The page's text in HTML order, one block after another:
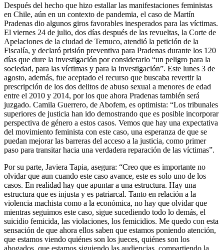
Después del hecho que hizo estallar las manifestaciones feministas
en Chile, aún en un contexto de pandemia, el caso de Martín
Pradenas dio algunos giros favorables inesperados para las víctimas.
El viernes 24 de julio, dos días después de las revueltas, la Corte de
Apelaciones de la ciudad de Temuco, atendió la petición de la
Fiscalía, y declaró prisión preventiva para Pradenas durante los 120
días que dure la investigación por considerarlo “un peligro para la
sociedad, para las víctimas y para la investigación”. Este lunes 3 de
agosto, además, fue aceptado el recurso que buscaba revertir la
prescripción de los dos delitos de abuso sexual a menores de edad
entre el 2010 y 2014, por los que ahora Pradenas también será
juzgado. Camila Guerrero, de Abofem, es optimista: “Los tribunales
superiores de justicia han ido demostrando que es posible incorporar
perspectiva de género a estos casos. Vemos que hay una expectativa
del movimiento feminista con este caso, una esperanza de que se
puedan mejorar las barreras del acceso a la justicia, como primer
paso para transitar hacia una verdadera reparación de las víctimas”.
Por su parte, Javiera Tapia, asegura: “Creo que es importante no
olvidar que aun cuando este caso avance, este es solo uno de los
casos. En realidad hay que apuntar a una estructura. Hay una
estructura que es injusta y es patriarcal. Tanto en relación a la
violencia machista como a la económica, no hay que olvidar que
mientras seguimos este caso, sigue sucediendo todo lo demás, el
suicidio femicida, las violaciones, los femicidios. Me quedo con esta
sensación de que ahora ellos saben que estamos poniendo atención,
que estamos viendo quiénes son los jueces, quiénes son los
abogados, que estamos siguiendo las audiencias, compartiendo la